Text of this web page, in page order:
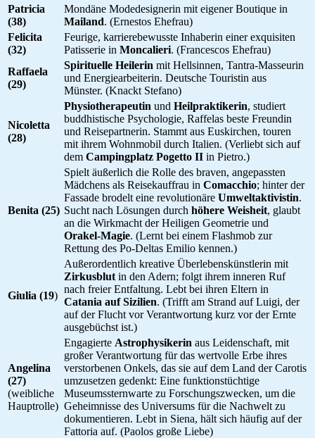
Patricia
(38)
Mondäne Modedesignerin mit eigener Boutique in
Mailand. (Ernestos Ehefrau)
Felicita
(32)
Feurige, karrierebewusste Inhaberin einer exquisiten
Patisserie in Moncalieri. (Francescos Ehefrau)
Raffaela
(29)
Spirituelle Heilerin mit Hellsinnen, Tantra-Masseurin
und Energiearbeiterin. Deutsche Touristin aus
Münster. (Knackt Stefano)
Nicoletta
(28)
Physiotherapeutin und Heilpraktikerin, studiert
buddhistische Psychologie, Raffelas beste Freundin
und Reisepartnerin. Stammt aus Euskirchen, touren
mit ihrem Wohnmobil durch Italien. (Verliebt sich auf
dem Campingplatz Pogetto II in Pietro.)
Benita (25)
Spielt äußerlich die Rolle des braven, angepassten
Mädchens als Reisekauffrau in Comacchio; hinter der
Fassade brodelt eine revolutionäre Umweltaktivistin.
Sucht nach Lösungen durch höhere Weisheit, glaubt
an die Wirkmacht der Heiligen Geometrie und
Orakel-Magie. (Lernt bei einem Flashmob zur
Rettung des Po-Deltas Emilio kennen.)
Giulia (19)
Außerordentlich kreative Überlebenskünstlerin mit
Zirkusblut in den Adern; folgt ihrem inneren Ruf
nach freier Entfaltung. Lebt bei ihren Eltern in
Catania auf Sizilien. (Trifft am Strand auf Luigi, der
auf der Flucht vor Verantwortung kurz vor der Ernte
ausgebüchst ist.)
Angelina
(27)
(weibliche
Hauptrolle)
Engagierte Astrophysikerin aus Leidenschaft, mit
großer Verantwortung für das wertvolle Erbe ihres
verstorbenen Onkels, das sie auf dem Land der Carotis
umzusetzen gedenkt: Eine funktionstüchtige
Museumssternwarte zu Forschungszwecken, um die
Geheimnisse des Universums für die Nachwelt zu
dokumentieren. Lebt in Siena, hält sich häufig auf der
Fattoria auf. (Paolos große Liebe)